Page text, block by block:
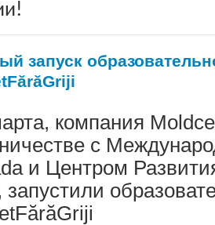
запуск
компания
с
и Центром
запустили